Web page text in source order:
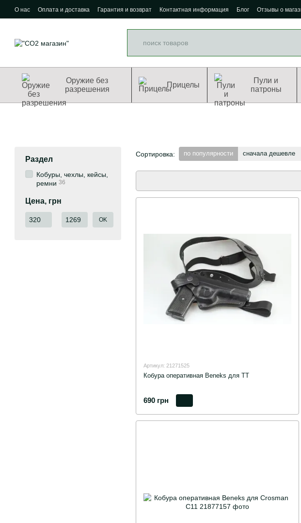
Перейти к основному контенту
О нас Оплата и доставка Гарантия и возврат Контактная информация Блог Отзывы о
Оружие без
разрешения
Прицелы
Пули и
патроны
Сортировка: по популярности сначала дешевле
Артикул: 21271525
Кобура оперативная Beneks для ТТ
690 грн
Раздел
Кобуры, чехлы, кейсы,
ремни 36
Цена, грн
От Цена, грн
До Цена, грн OK